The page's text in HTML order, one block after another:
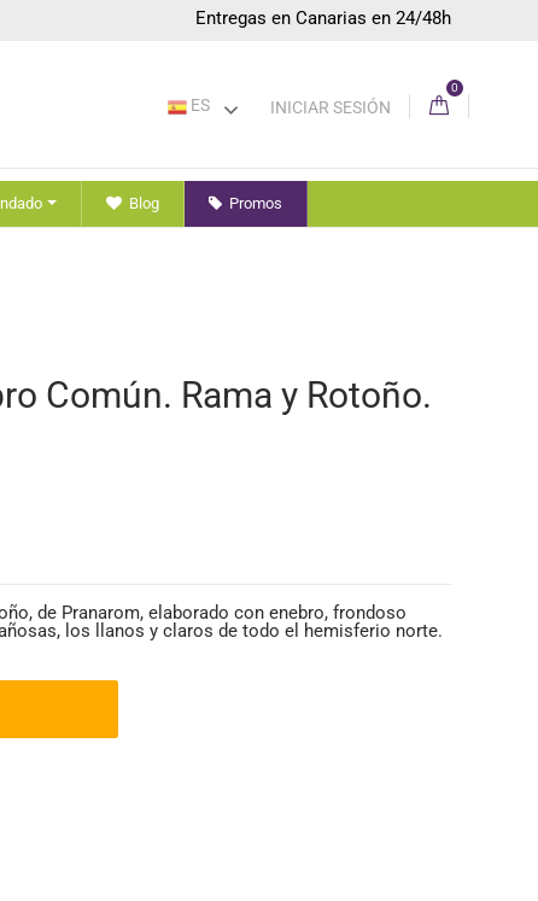
Entregas en Canarias en 24/48h
ES INICIAR SESIÓN
0
Blog Promos
Común. Rama y Rotoño.
de Pranarom, elaborado con enebro, frondoso
los llanos y claros de todo el hemisferio norte.